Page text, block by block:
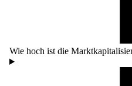
Wie hoch ist die